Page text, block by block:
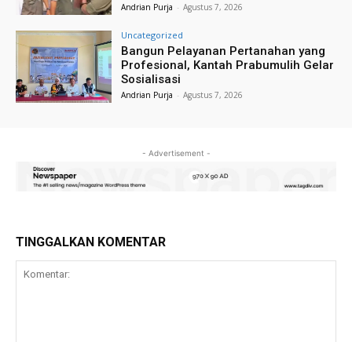
Andrian Purja - Agustus 7, 2026
Uncategorized
Bangun Pelayanan Pertanahan yang
Profesional, Kantah Prabumulih Gelar
Sosialisasi
Andrian Purja - Agustus 7, 2026
- Advertisement -
TINGGALKAN KOMENTAR